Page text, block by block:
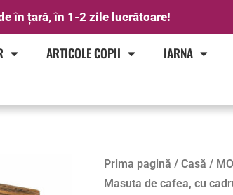
în țară, în 1-2 zile lucrătoare!
ARTICOLE COPII
IARNA
Prima pagină /Casă /
Masuta de cafea, cu
Cantitate
VASAGLE